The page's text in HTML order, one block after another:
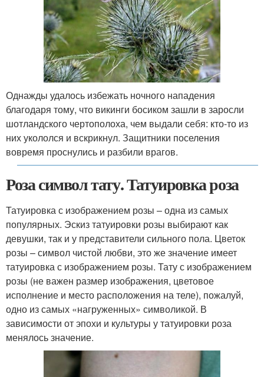
Однажды удалось избежать ночного нападения
благодаря тому, что викинги босиком зашли в заросли
шотландского чертополоха, чем выдали себя: кто-то из
них укололся и вскрикнул. Защитники поселения
вовремя проснулись и разбили врагов.
Роза символ тату. Татуировка роза
Татуировка с изображением розы – одна из самых
популярных. Эскиз татуировки розы выбирают как
девушки, так и у представители сильного пола. Цветок
розы – символ чистой любви, это же значение имеет
татуировка с изображением розы. Тату с изображением
розы (не важен размер изображения, цветовое
исполнение и место расположения на теле), пожалуй,
одно из самых «нагруженных» символикой. В
зависимости от эпохи и культуры у татуировки роза
менялось значение.